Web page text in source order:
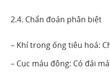
2.4. Chẩn đoán phân biệt
– Khí trong ống tiêu hoá:
– Cục máu đông: Có đái